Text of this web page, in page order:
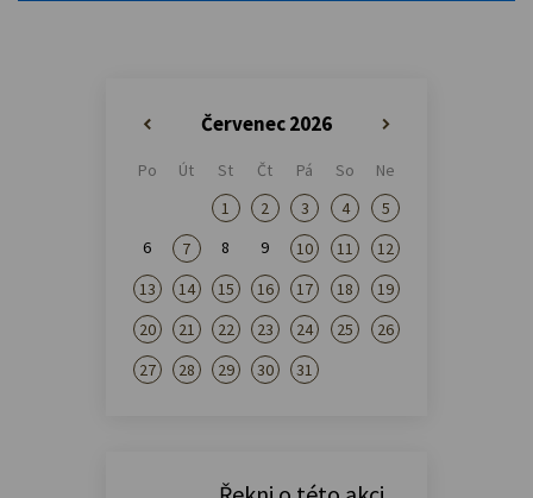
Červenec 2026
»
Po Út St Čt Pá So
Ne
1
2 3 4
5
6
7 8 9 10 11
12
13
14 15 16 17 18
19
20
21 22 23 24 25
26
27
28 29 30 31